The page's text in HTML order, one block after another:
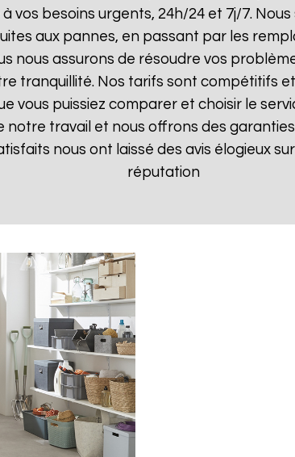
vos besoins urgents, 24h/24 et 7j/7.
aux pannes, en passant par les
nous assurons de résoudre vos
tranquillité. Nos tarifs sont compétitifs
vous puissiez comparer et choisir le
notre travail et nous offrons des
nous ont laissé des avis élogieux
réputation